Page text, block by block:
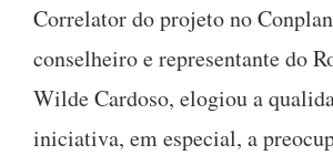
Correlator do projeto no
conselheiro e representante do
Wilde Cardoso, elogiou a
iniciativa, em especial, a